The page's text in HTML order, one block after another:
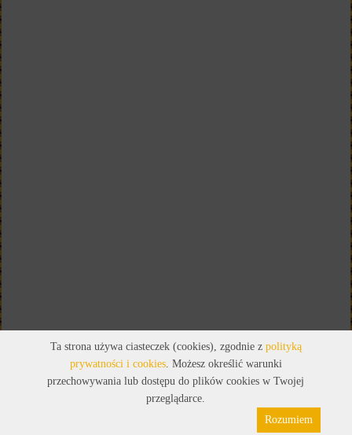
Pliki cookies
Ta strona używa ciasteczek (cookies), zgodnie z polityką
prywatności i cookies. Możesz określić warunki
przechowywania lub dostępu do plików cookies w Twojej
przeglądarce.
Rozumiem